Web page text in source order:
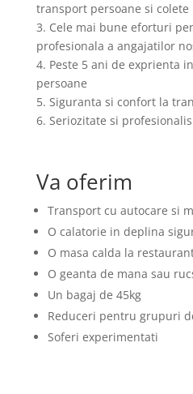
transport persoane si colete
3. Cele mai bune eforturi
profesionala a angajatilor
4. Peste 5 ani de exprienta
persoane
5. Siguranta si confort la
6. Seriozitate si
Va oferim
Transport cu autocare si
O calatorie in deplina
O masa calda la
O geanta de mana sau
Un bagaj de 45kg
Reduceri pentru grupuri
Soferi experimentati